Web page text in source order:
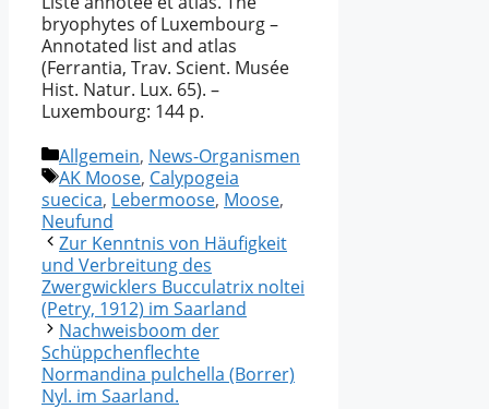
bryophytes of Luxembourg –
Annotated list and atlas
(Ferrantia, Trav. Scient. Musée
Hist. Natur. Lux. 65). –
Luxembourg: 144 p.
Kategorien
Allgemein, News-Organismen
Schlagwörter
AK Moose, Calypogeia
suecica, Lebermoose, Moose,
Neufund
Zur Kenntnis von Häufigkeit
und Verbreitung des
Zwergwicklers Bucculatrix noltei
(Petry, 1912) im Saarland
Nachweisboom der
Schüppchenflechte
Normandina pulchella (Borrer)
Nyl. im Saarland.